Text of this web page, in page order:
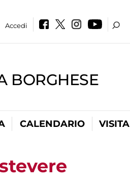
Accedi
BORGHESE
CALENDARIO VISITA